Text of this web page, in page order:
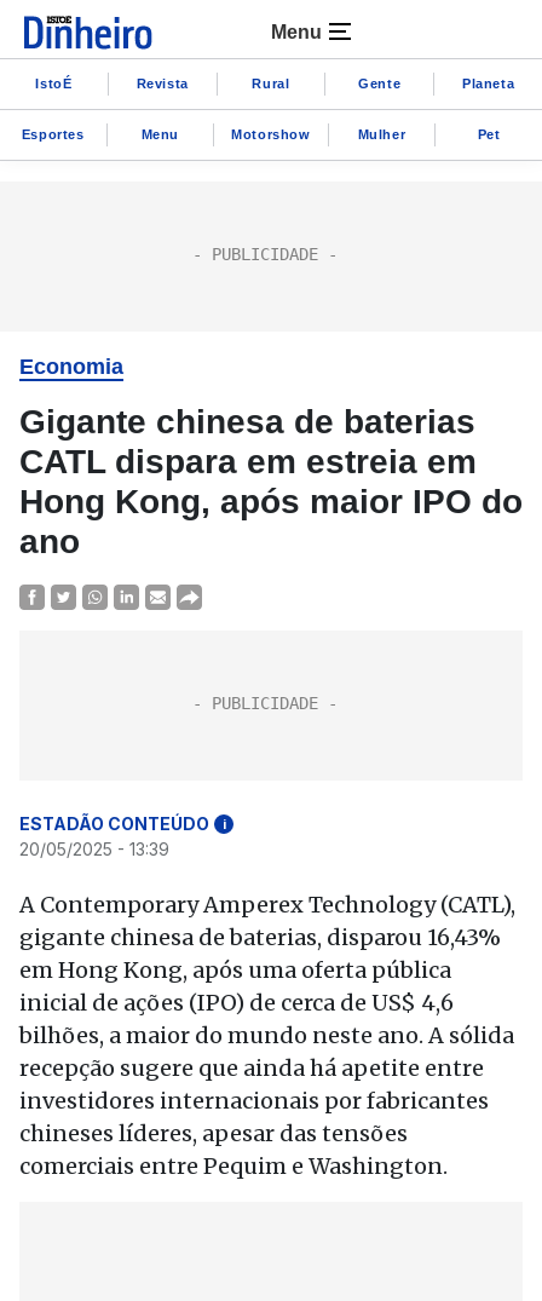
Menu
IstoÉ Revista Rural Gente Planeta
Esportes Menu Motorshow Mulher Pet
Economia
Gigante chinesa de baterias
CATL dispara em estreia em
Hong Kong, após maior IPO do
ano
ESTADÃO CONTEÚDO i
20/05/2025 - 13:39
A Contemporary Amperex Technology (CATL),
gigante chinesa de baterias, disparou 16,43%
em Hong Kong, após uma oferta pública
inicial de ações (IPO) de cerca de US$ 4,6
bilhões, a maior do mundo neste ano. A sólida
recepção sugere que ainda há apetite entre
investidores internacionais por fabricantes
chineses líderes, apesar das tensões
comerciais entre Pequim e Washington.